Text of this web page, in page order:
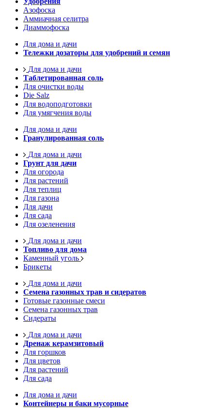
Азофоска
Аммиачная селитра
Диаммофоска
Для дома и дачи
Тележки дозаторы для удобрений и семян
Для дома и дачи
Таблетированная соль
Для очистки воды
Die Salz
Для водоподготовки
Для умягчения воды
Для дома и дачи
Гранулированная соль
Для дома и дачи
Грунт для дачи
Для огорода
Для растений
Для теплиц
Для газона
Для дачи
Для сада
Для озеленения
Для дома и дачи
Топливо для дома
Каменный уголь
Брикеты
Для дома и дачи
Семена газонных трав и сидератов
Готовые газонные смеси
Семена газонных трав
Сидераты
Для дома и дачи
Дренаж керамзитовый
Для горшков
Для цветов
Для растений
Для сада
Для дома и дачи
Контейнеры и баки мусорные